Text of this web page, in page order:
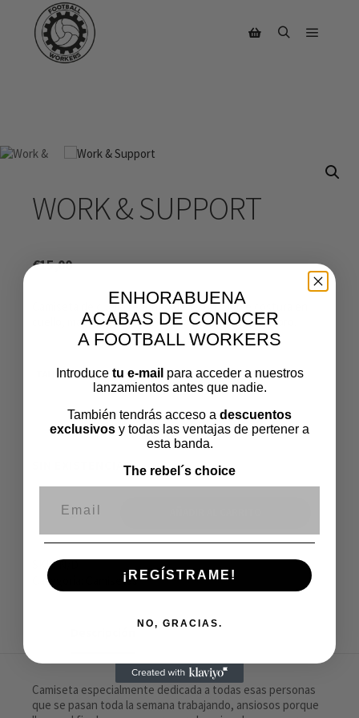
WORK & SUPPORT
€15,00
Camiseta de cuello redondo de 190 gr. Doble costura en
cuello, mangas y bajo. Refuerzo de hombro a hombro.
TALLA
LIMPIAR
SIN EXISTENCIAS
SKU:N/D
Categoría:
Camisetas
Información adicional
Camiseta especialmente dedicada a todas esas personas
que se pasan toda la semana trabajando, ansiosos porque
ENHORABUENA
ACABAS DE CONOCER
A FOOTBALL WORKERS
Introduce tu e-mail para acceder a nuestros
lanzamientos antes que nadie.
También tendrás acceso a descuentos
exclusivos y todas las ventajas de pertener a
esta banda.
The rebel´s choice
¡REGÍSTRAME!
NO, GRACIAS.